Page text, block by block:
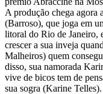
A produção chega agora
(Barroso), que joga em
litoral do Rio de Janeiro,
crescer a sua inveja
Malheiros) quem
disso, sua namorada
vive de bicos tem de
sua sogra (Karine Telles).